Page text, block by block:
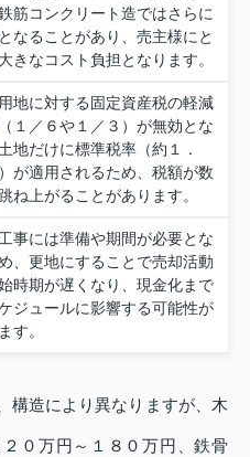
筋コンクリート造ではさらに
なることがあり、売主様にと
きなコスト負担となります。
地に対する固定資産税の軽減
１／６や１／３）が無効とな
地だけに標準税率（約１．
が適用されるため、税額が数
ね上がることがあります。
事には準備や期間が必要とな
、更地にすることで売却活動
時期が遅くなり、現金化まで
ジュールに影響する可能性が
す。
構造により異なりますが、木
０万円～１８０万円、鉄骨